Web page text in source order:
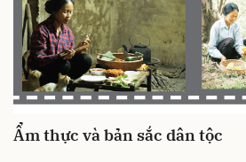
Ẩm thực và bản sắc dân tộc